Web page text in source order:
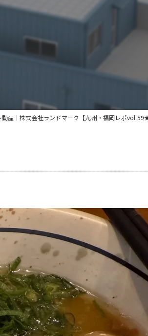
産｜株式会社ランドマーク【九州・福岡レポvol.59★